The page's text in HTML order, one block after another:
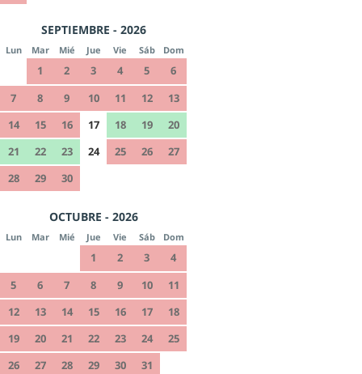
SEPTIEMBRE - 2026
Lun Mar Mié Jue Vie Sáb Dom
1 2 3 4 5
6
7
8 9 10 11 12
13
14
15 16 17 18 19
20
21
22 23 24 25 26
27
28
29 30
OCTUBRE - 2026
Lun Mar Mié Jue Vie Sáb Dom
1 2 3
4
5
6 7 8 9 10
11
12
13 14 15 16 17
18
19
20 21 22 23 24
25
26
27 28 29 30 31